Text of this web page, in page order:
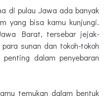
di pulau Jawa ada banyak
yang bisa kamu kunjungi.
Barat, tersebar jejak-
sunan dan tokoh-tokoh
dalam penyebaran
temukan dalam bentuk